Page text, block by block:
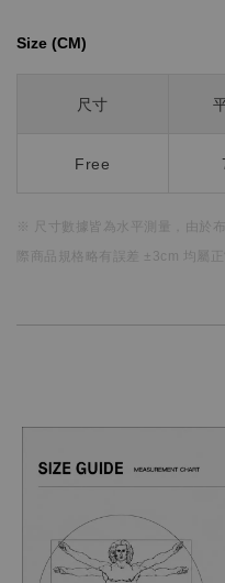
Size (CM)⁡⁡
尺寸
Free
※ 尺寸數據皆為水平測量， 由於
際商品規格略有誤差 ±3cm 均屬正